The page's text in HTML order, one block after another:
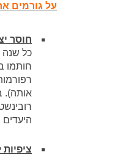
על גורמים
חוסר
כל שנה
חותמו
אותה).